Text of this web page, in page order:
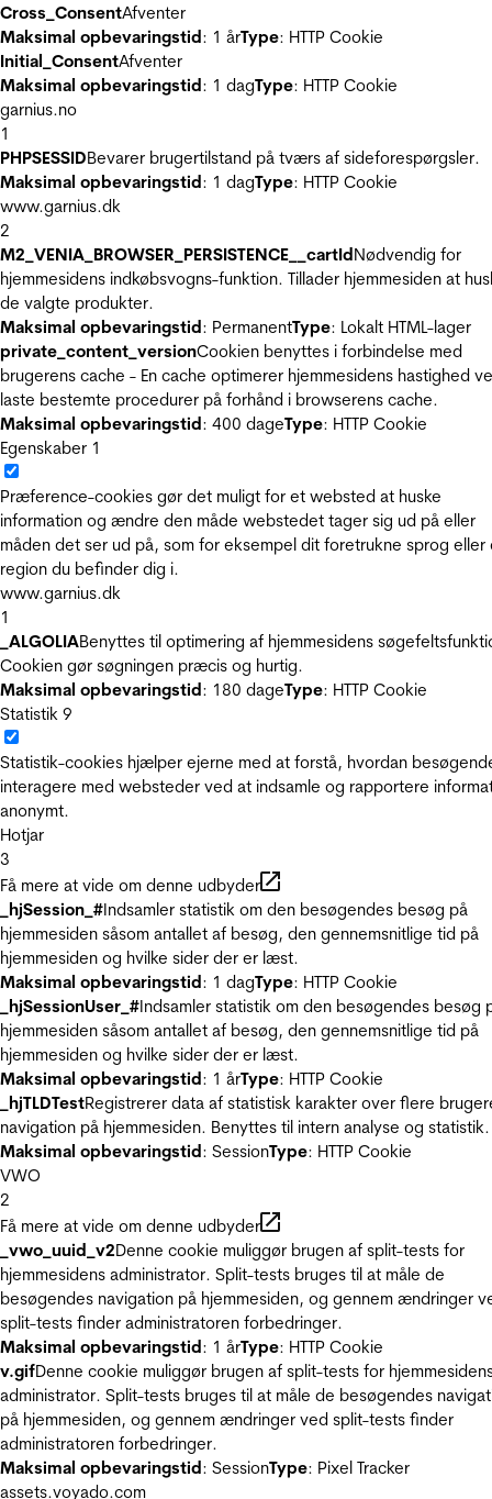
Cross_ConsentAfventer
Maksimal opbevaringstid: 1 årType: HTTP Cookie
Initial_ConsentAfventer
Maksimal opbevaringstid: 1 dagType: HTTP Cookie
garnius.no
1
PHPSESSIDBevarer brugertilstand på tværs af sideforespørgsler.
Maksimal opbevaringstid: 1 dagType: HTTP Cookie
www.garnius.dk
2
M2_VENIA_BROWSER_PERSISTENCE__cartIdNødvendig for
hjemmesidens indkøbsvogns-funktion. Tillader hjemmesiden at
de valgte produkter.
Maksimal opbevaringstid: PermanentType: Lokalt HTML-lager
private_content_versionCookien benyttes i forbindelse med
brugerens cache - En cache optimerer hjemmesidens hastighed
laste bestemte procedurer på forhånd i browserens cache.
Maksimal opbevaringstid: 400 dageType: HTTP Cookie
Egenskaber 1
Præference-cookies gør det muligt for et websted at huske
information og ændre den måde webstedet tager sig ud på eller
måden det ser ud på, som for eksempel dit foretrukne sprog eller
region du befinder dig i.
www.garnius.dk
1
_ALGOLIABenyttes til optimering af hjemmesidens
Cookien gør søgningen præcis og hurtig.
Maksimal opbevaringstid: 180 dageType: HTTP Cookie
Statistik 9
Statistik-cookies hjælper ejerne med at forstå, hvordan
interagere med websteder ved at indsamle og rapportere
anonymt.
Hotjar
3
Få mere at vide om denne udbyder
_hjSession_#Indsamler statistik om den besøgendes besøg på
hjemmesiden såsom antallet af besøg, den gennemsnitlige tid på
hjemmesiden og hvilke sider der er læst.
Maksimal opbevaringstid: 1 dagType: HTTP Cookie
_hjSessionUser_#Indsamler statistik om den besøgendes besøg
hjemmesiden såsom antallet af besøg, den gennemsnitlige tid på
hjemmesiden og hvilke sider der er læst.
Maksimal opbevaringstid: 1 årType: HTTP Cookie
_hjTLDTestRegistrerer data af statistisk karakter over flere
navigation på hjemmesiden. Benyttes til intern analyse og statistik.
Maksimal opbevaringstid: SessionType: HTTP Cookie
VWO
2
Få mere at vide om denne udbyder
_vwo_uuid_v2Denne cookie muliggør brugen af split-tests for
hjemmesidens administrator. Split-tests bruges til at måle de
besøgendes navigation på hjemmesiden, og gennem ændringer
split-tests finder administratoren forbedringer.
Maksimal opbevaringstid: 1 årType: HTTP Cookie
v.gifDenne cookie muliggør brugen af split-tests for
administrator. Split-tests bruges til at måle de besøgendes
på hjemmesiden, og gennem ændringer ved split-tests finder
administratoren forbedringer.
Maksimal opbevaringstid: SessionType: Pixel Tracker
assets.voyado.com